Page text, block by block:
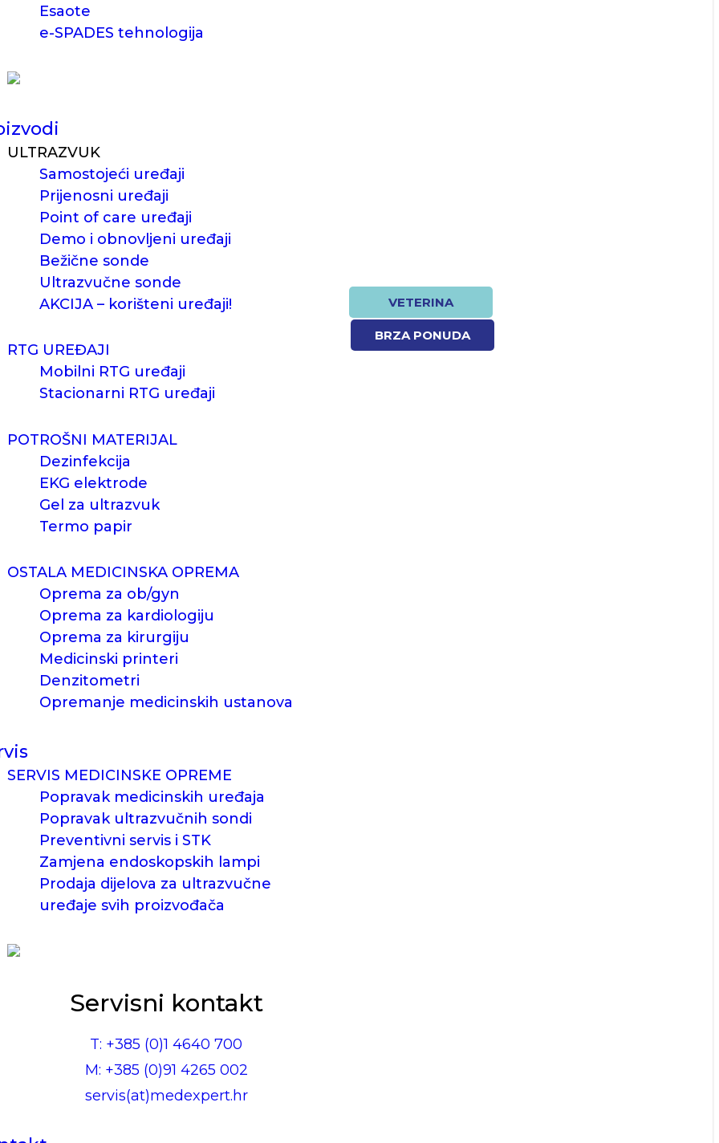
Esaote
e-SPADES tehnologija
ULTRAZVUK
Samostojeći uređaji
Prijenosni uređaji
Point of care uređaji
Demo i obnovljeni uređaji
Bežične sonde
Ultrazvučne sonde
AKCIJA – korišteni uređaji!
RTG UREĐAJI
Mobilni RTG uređaji
Stacionarni RTG uređaji
POTROŠNI MATERIJAL
Dezinfekcija
EKG elektrode
Gel za ultrazvuk
Termo papir
OSTALA MEDICINSKA OPREMA
Oprema za ob/gyn
Oprema za kardiologiju
Oprema za kirurgiju
Medicinski printeri
Denzitometri
Opremanje medicinskih ustanova
SERVIS MEDICINSKE OPREME
Popravak medicinskih uređaja
Popravak ultrazvučnih sondi
Preventivni servis i STK
Zamjena endoskopskih lampi
Prodaja dijelova za ultrazvučne
uređaje svih proizvođača
Servisni kontakt
T: +385 (0)1 4640 700
M: +385 (0)91 4265 002
servis(at)medexpert.hr
VETERINA
BRZA PONUDA